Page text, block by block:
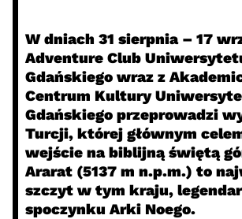
W dniach 31 sierpnia – 17
Adventure Club
Gdańskiego wraz z
Centrum Kultury
Gdańskiego przeprowadzi
Turcji, której głównym
wejście na biblijną świętą
Ararat (5137 m n.p.m.) to
szczyt w tym kraju,
spoczynku Arki Noego.